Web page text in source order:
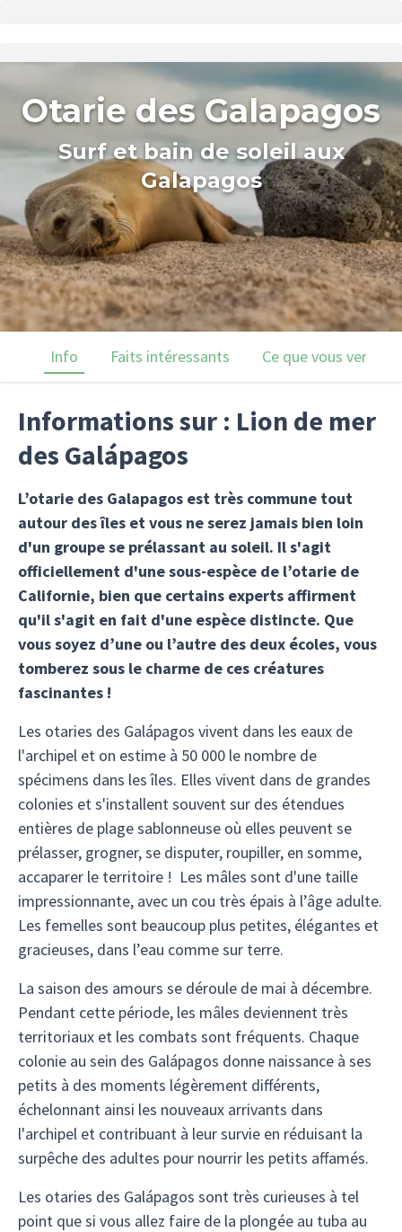
Otarie des Galapagos
Surf et bain de soleil aux
Galapagos
Info Faits intéressants Ce que vous verrez
Informations sur : Lion de mer
des Galápagos
L’otarie des Galapagos est très commune tout
autour des îles et vous ne serez jamais bien loin
d'un groupe se prélassant au soleil. Il s'agit
officiellement d'une sous-espèce de l’otarie de
Californie, bien que certains experts affirment
qu'il s'agit en fait d'une espèce distincte. Que
vous soyez d’une ou l’autre des deux écoles, vous
tomberez sous le charme de ces créatures
fascinantes !
Les otaries des Galápagos vivent dans les eaux de
l'archipel et on estime à 50 000 le nombre de
spécimens dans les îles. Elles vivent dans de grandes
colonies et s'installent souvent sur des étendues
entières de plage sablonneuse où elles peuvent se
prélasser, grogner, se disputer, roupiller, en somme,
accaparer le territoire ! Les mâles sont d'une taille
impressionnante, avec un cou très épais à l’âge adulte.
Les femelles sont beaucoup plus petites, élégantes et
gracieuses, dans l’eau comme sur terre.
La saison des amours se déroule de mai à décembre.
Pendant cette période, les mâles deviennent très
territoriaux et les combats sont fréquents. Chaque
colonie au sein des Galápagos donne naissance à ses
petits à des moments légèrement différents,
échelonnant ainsi les nouveaux arrivants dans
l'archipel et contribuant à leur survie en réduisant la
surpêche des adultes pour nourrir les petits affamés.
Les otaries des Galápagos sont très curieuses à tel
point que si vous allez faire de la plongée au tuba au